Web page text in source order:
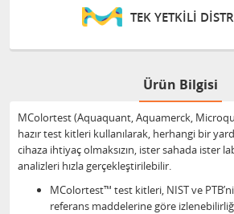
TEK YETKİLİ
Ürün Bilgisi
MColortest (Aquaquant, Aquamerck,
hazır test kitleri kullanılarak, herhangi bir
cihaza ihtiyaç olmaksızın, ister sahada ister
analizleri hızla gerçekleştirilebilir.
MColortest™ test kitleri, NIST ve
referans maddelerine göre